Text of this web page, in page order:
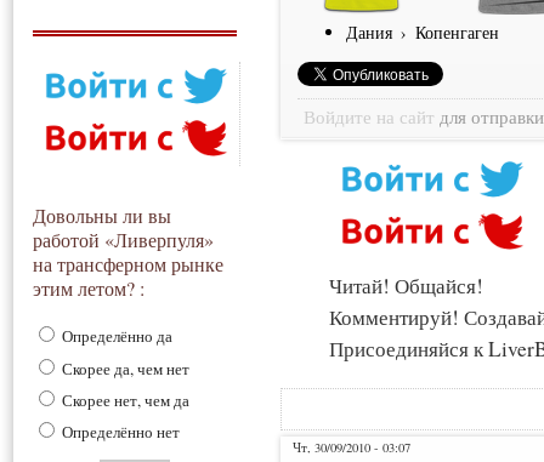
Довольны ли вы
работой «Ливерпуля»
на трансферном рынке
этим летом? :
Определённо да
Скорее да, чем нет
Скорее нет, чем да
Определённо нет
Дания › Копенгаген
Войдите на сайт для
Читай! Общайся!
Комментируй!
Присоединяйся к
Чт, 30/09/2010 - 03:07